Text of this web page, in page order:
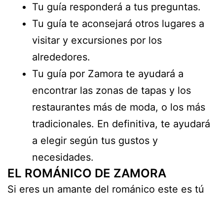
Tu guía responderá a tus preguntas.
Tu guía te aconsejará otros lugares a
visitar y excursiones por los
alrededores.
Tu guía por Zamora te ayudará a
encontrar las zonas de tapas y los
restaurantes más de moda, o los más
tradicionales. En definitiva, te ayudará
a elegir según tus gustos y
necesidades.
EL ROMÁNICO DE ZAMORA
Si eres un amante del románico este es tú